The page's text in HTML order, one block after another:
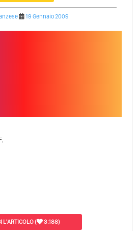
19 Gennaio 2009
L'ARTICOLO( 3.188)